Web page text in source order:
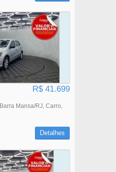
R$ 41.699
Barra Mansa/RJ Carro
Detalhes